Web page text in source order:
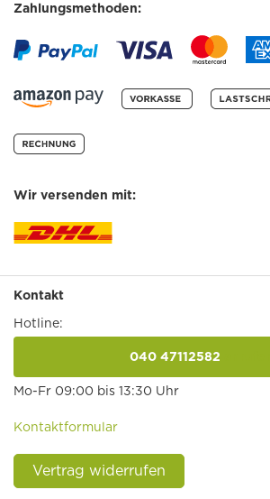
Zahlungsmethoden:
Wir versenden mit:
Kontakt
Hotline:
040 47112582
Mo-Fr 09:00 bis 13:30 Uhr
Kontaktformular
Vertrag widerrufen